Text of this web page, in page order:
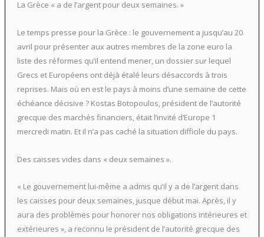
La Grèce « a de l’argent pour deux semaines. »
Le temps presse pour la Grèce : le gouvernement a jusqu’au 20
avril pour présenter aux autres membres de la zone euro la
liste des réformes qu’il entend mener, un dossier sur lequel
Grecs et Européens ont déjà étalé leurs désaccords à trois
reprises. Mais où en est le pays à moins d’une semaine de cette
échéance décisive ? Kostas Botopoulos, président de l’autorité
grecque des marchés financiers, était l’invité d’Europe 1
mercredi matin. Et il n’a pas caché la situation difficile du pays.
Des caisses vides dans « deux semaines ».
« Le gouvernement lui-même a admis qu’il y a de l’argent dans
les caisses pour deux semaines, jusque début mai. Après, il y
aura des problèmes pour honorer nos obligations intérieures et
extérieures », a reconnu le président de l’autorité grecque des